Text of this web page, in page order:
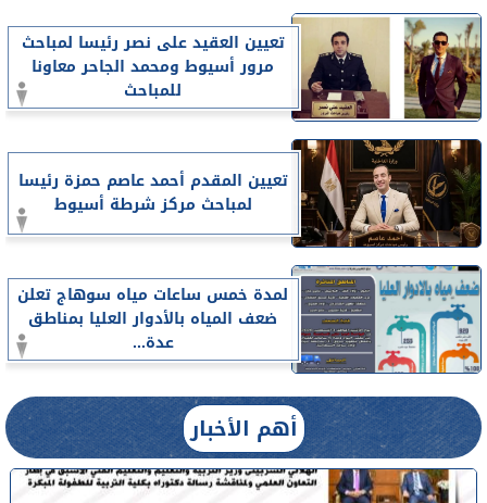
تعيين العقيد على نصر رئيسا لمباحث
مرور أسيوط ومحمد الجاحر معاونا
للمباحث
تعيين المقدم أحمد عاصم حمزة رئيسا
لمباحث مركز شرطة أسيوط
لمدة خمس ساعات مياه سوهاج تعلن
ضعف المياه بالأدوار العليا بمناطق
عدة...
أهم الأخبار